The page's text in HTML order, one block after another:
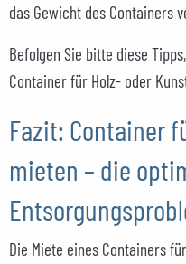
das Gewicht des Containers
Befolgen Sie bitte diese
Container für Holz- oder
Fazit: Container
mieten – die
Die Miete eines Containers